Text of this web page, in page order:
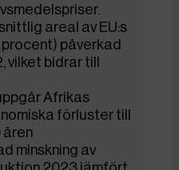
areal av EU:s
procent) påverkad
vilket bidrar till
Afrikas
förluster till
åren
minskning av